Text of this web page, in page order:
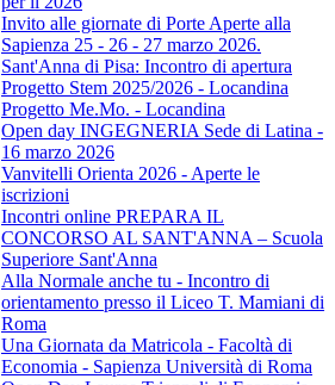
Invito alle giornate di Porte Aperte alla
Sapienza 25 - 26 - 27 marzo 2026.
Sant'Anna di Pisa: Incontro di apertura
Progetto Stem 2025/2026 - Locandina
Progetto Me.Mo. - Locandina
Open day INGEGNERIA Sede di Latina -
16 marzo 2026
Vanvitelli Orienta 2026 - Aperte le
iscrizioni
Incontri online PREPARA IL
CONCORSO AL SANT'ANNA – Scuola
Superiore Sant'Anna
Alla Normale anche tu - Incontro di
orientamento presso il Liceo T. Mamiani di
Roma
Una Giornata da Matricola - Facoltà di
Economia - Sapienza Università di Roma